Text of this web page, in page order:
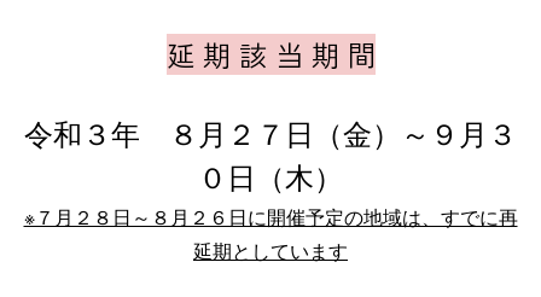
延 期 該 当 期 間
令和３年 ８月２７日（金）～９月３
０日（木）
※７月２８日～８月２６日に開催予定の地域は、すでに再
延期としています